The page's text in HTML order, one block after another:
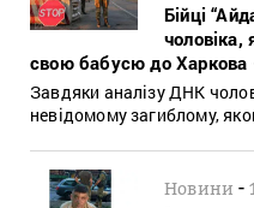
Бійці
чоловіка,
свою бабусю до Харкова
Завдяки аналізу ДНК
невідомому загиблому,
Новини -